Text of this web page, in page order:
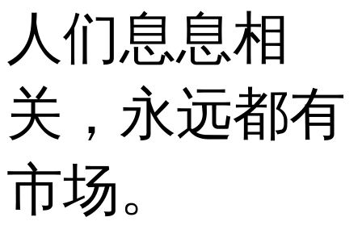
人们息息相
关，永远都有
市场。